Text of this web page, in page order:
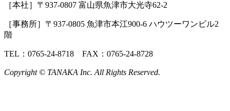
［本社］〒937-0807 富山県魚津市大光寺62-2
［事務所］〒937-0805 魚津市本江900-6 ハウツーワンビル2
階
TEL：0765-24-8718 FAX：0765-24-8728
Copyright © TANAKA Inc. All Rights Reserved.